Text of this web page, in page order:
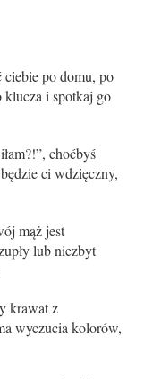
ciebie po domu, po
klucza i spotkaj go
choćbyś
ci wdzięczny,
mąż jest
lub niezbyt
krawat z
wyczucia kolorów,